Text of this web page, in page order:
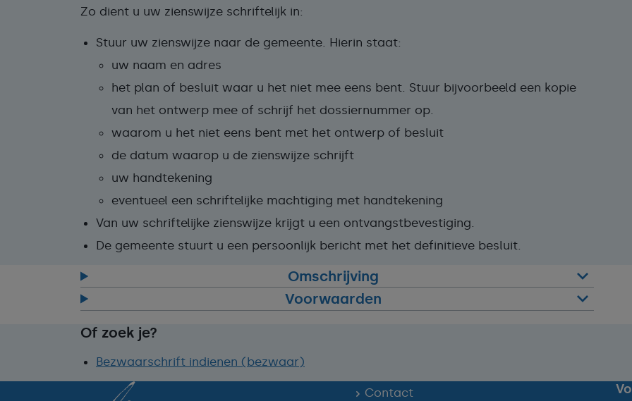
Zo dient u uw zienswijze schriftelijk in:
Stuur uw zienswijze naar de gemeente. Hierin staat:
uw naam en adres
het plan of besluit waar u het niet mee eens bent. Stuur bijvoorbeeld een kopie
van het ontwerp mee of schrijf het dossiernummer op.
waarom u het niet eens bent met het ontwerp of besluit
de datum waarop u de zienswijze schrijft
uw handtekening
eventueel een schriftelijke machtiging met handtekening
Van uw schriftelijke zienswijze krijgt u een ontvangstbevestiging.
De gemeente stuurt u een persoonlijk bericht met het definitieve besluit.
Omschrijving
Voorwaarden
Of zoek je?
Bezwaarschrift indienen (bezwaar)
Contact